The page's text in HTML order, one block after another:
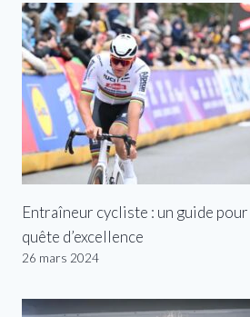
Entraîneur cycliste : un guide
quête d’excellence
26 mars 2024